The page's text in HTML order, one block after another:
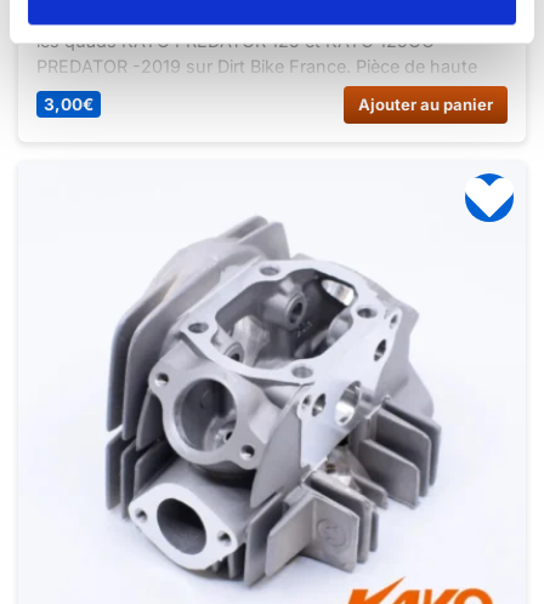
les quads KAYO PREDATOR 125 et KAYO 125CC
PREDATOR -2019 sur Dirt Bike France. Pièce de haute
qualité pour un moteur performant.
3,00€ Ajouter au panier